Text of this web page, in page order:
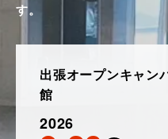
す。
出張オープンキャン
館
2026